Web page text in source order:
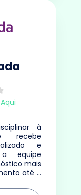
à
recebe
e
equipe
mais
até o